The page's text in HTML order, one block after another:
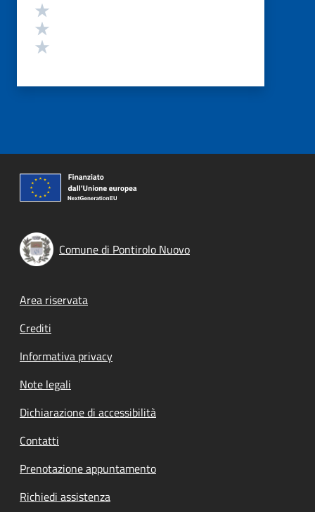
Comune di Pontirolo Nuovo
Footer menu
Area riservata
Crediti
Informativa privacy
Note legali
Dichiarazione di accessibilità
Contatti
Prenotazione appuntamento
Richiedi assistenza